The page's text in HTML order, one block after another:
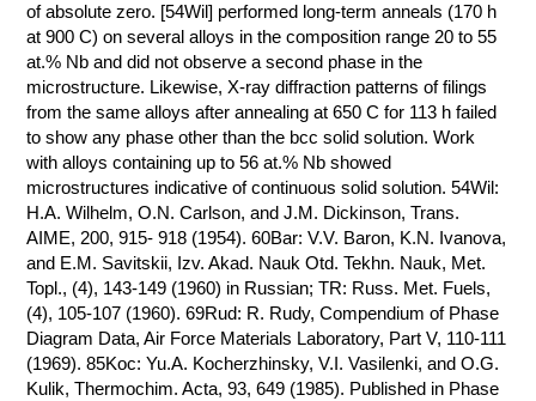
of absolute zero. [54Wil] performed long-term anneals (170 h
at 900 C) on several alloys in the composition range 20 to 55
at.% Nb and did not observe a second phase in the
microstructure. Likewise, X-ray diffraction patterns of filings
from the same alloys after annealing at 650 C for 113 h failed
to show any phase other than the bcc solid solution. Work
with alloys containing up to 56 at.% Nb showed
microstructures indicative of continuous solid solution. 54Wil:
H.A. Wilhelm, O.N. Carlson, and J.M. Dickinson, Trans.
AIME, 200, 915- 918 (1954). 60Bar: V.V. Baron, K.N. Ivanova,
and E.M. Savitskii, Izv. Akad. Nauk Otd. Tekhn. Nauk, Met.
Topl., (4), 143-149 (1960) in Russian; TR: Russ. Met. Fuels,
(4), 105-107 (1960). 69Rud: R. Rudy, Compendium of Phase
Diagram Data, Air Force Materials Laboratory, Part V, 110-111
(1969). 85Koc: Yu.A. Kocherzhinsky, V.I. Vasilenki, and O.G.
Kulik, Thermochim. Acta, 93, 649 (1985). Published in Phase